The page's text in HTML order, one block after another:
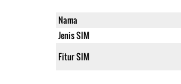
Nama
Jenis SIM
Fitur SIM